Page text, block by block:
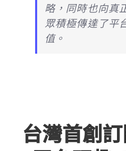
略，同時也向真
眾積極傳達了平
值。
台灣首創